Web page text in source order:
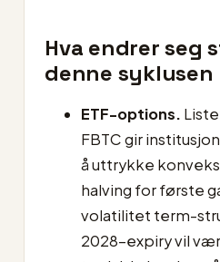
Hva endrer seg
denne syklusen
ETF-options.
FBTC gir
å uttrykke
halving for første
volatilitet term-
2028-expiry vil